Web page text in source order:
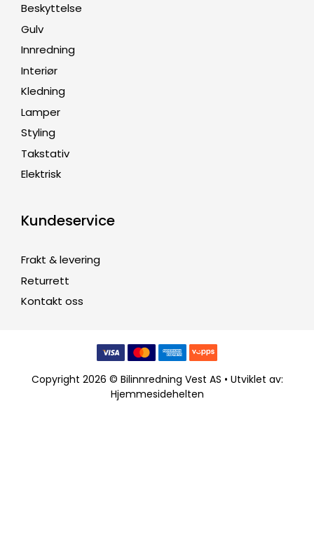
Beskyttelse
Gulv
Innredning
Interiør
Kledning
Lamper
Styling
Takstativ
Elektrisk
Kundeservice
Frakt & levering
Returrett
Kontakt oss
Copyright 2026 © Bilinnredning Vest AS • Utviklet av:
Hjemmesidehelten